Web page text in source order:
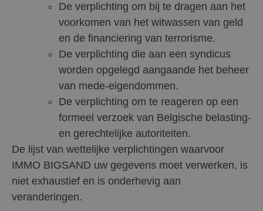
De verplichting om bij te dragen aan het
voorkomen van het witwassen van geld
en de financiering van terrorisme.
De verplichting die aan een syndicus
worden opgelegd aangaande het beheer
van mede-eigendommen.
De verplichting om te reageren op een
formeel verzoek van Belgische belasting-
en gerechtelijke autoriteiten.
De lijst van wettelijke verplichtingen waarvoor
IMMO BIGSAND uw gegevens moet verwerken, is
niet exhaustief en is onderhevig aan
veranderingen.